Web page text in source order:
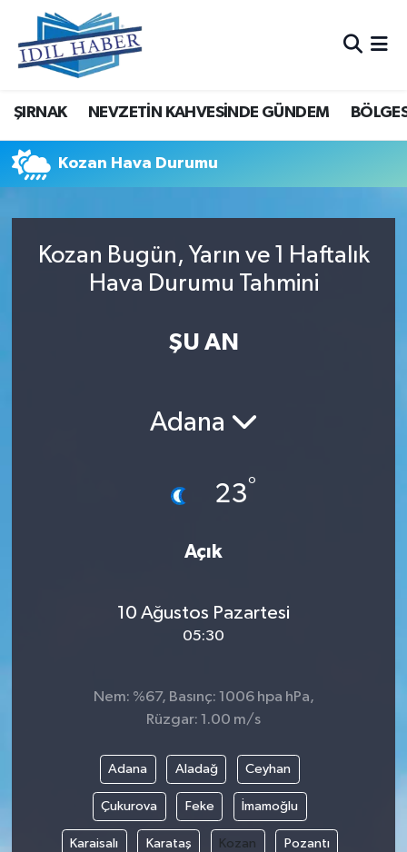
ŞIRNAK NEVZETİN KAHVESİNDE GÜNDEM
Kozan Hava Durumu
Kozan Bugün, Yarın ve 1 Haftalık
Hava Durumu Tahmini
ŞU AN
Adana
23°
Açık
10 Ağustos Pazartesi
05:30
Nem: %67, Basınç: 1006 hpa hPa,
Rüzgar: 1.00 m/s
Adana Aladağ Ceyhan
Çukurova Feke İmamoğlu
Karaisalı Karataş Kozan Pozantı
Nöbetçi Eczaneler
Hava Durumu
Trafik Durumu
Tüm Manşetler